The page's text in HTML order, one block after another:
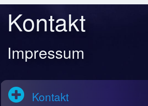
Kontakt
Impressum
Kontakt